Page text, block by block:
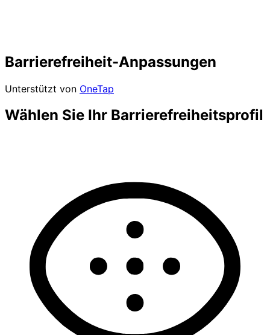
Barrierefreiheit-Anpassungen
Unterstützt von OneTap
Wählen Sie Ihr Barrierefreiheitsprofil